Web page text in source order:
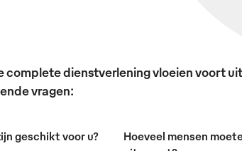
complete dienstverlening vloeien voort
vragen:
geschikt voor u?
Hoeveel mensen